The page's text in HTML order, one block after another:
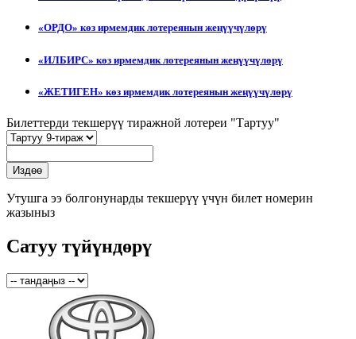
«ОРДО» көз ирмемдик лотереянын жеңүүчүлөрү
«ИЛБИРС» көз ирмемдик лотереянын жеңүүчүлөрү
«ЖЕТИГЕН» көз ирмемдик лотереянын жеңүүчүлөрү
Билеттерди текшерүү тиражной лотереи "Тартуу"
Утушга ээ болгонунарды текшерүү үчүн билет номерин
жазыныз
Сатуу түйүндөрү